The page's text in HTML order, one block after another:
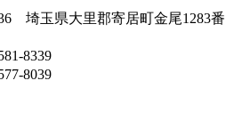
埼玉県大里郡寄居町金尾1283番
8339
8039